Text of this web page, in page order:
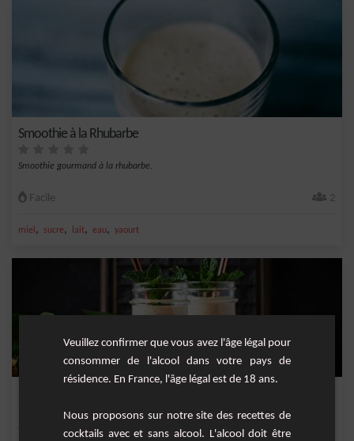
Smoothie à la Rhubarbe
Smoothie gourmand à la rhubarbe.
Facile 2
miel , sucre, lait, eau, yaourt
Veuillez confirmer que vous avez l'âge légal pour
consommer de l'alcool dans votre pays de
résidence. En France, l'âge légal est de 18 ans.
Nous proposons sur notre site des recettes de
cocktails avec et sans alcool. L'alcool doit être